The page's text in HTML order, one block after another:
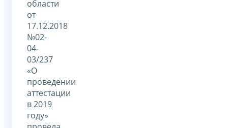
области
от
17.12.2018
№02-
04-
03/237
«О
проведении
аттестации
в 2019
году»